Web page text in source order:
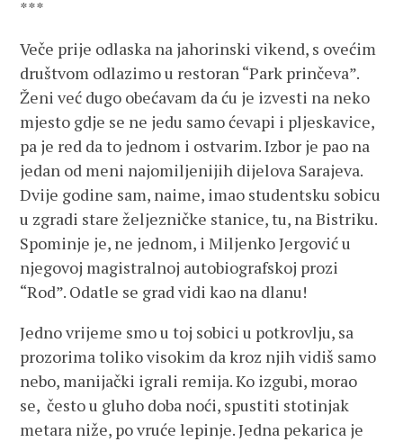
***
Veče prije odlaska na jahorinski vikend, s ovećim
društvom odlazimo u restoran “Park prinčeva”.
Ženi već dugo obećavam da ću je izvesti na neko
mjesto gdje se ne jedu samo ćevapi i pljeskavice,
pa je red da to jednom i ostvarim. Izbor je pao na
jedan od meni najomiljenijih dijelova Sarajeva.
Dvije godine sam, naime, imao studentsku sobicu
u zgradi stare željezničke stanice, tu, na Bistriku.
Spominje je, ne jednom, i Miljenko Jergović u
njegovoj magistralnoj autobiografskoj prozi
“Rod”. Odatle se grad vidi kao na dlanu!
Jedno vrijeme smo u toj sobici u potkrovlju, sa
prozorima toliko visokim da kroz njih vidiš samo
nebo, manijački igrali remija. Ko izgubi, morao
se, često u gluho doba noći, spustiti stotinjak
metara niže, po vruće lepinje. Jedna pekarica je